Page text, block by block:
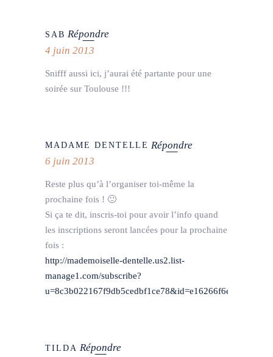
SAB Répondre
4 juin 2013
Snifff aussi ici, j’aurai été partante pour une
soirée sur Toulouse !!!
MADAME DENTELLE Répondre
6 juin 2013
Reste plus qu’à l’organiser toi-même la
prochaine fois ! 🙂
Si ça te dit, inscris-toi pour avoir l’info quand
les inscriptions seront lancées pour la prochaine
fois :
http://mademoiselle-dentelle.us2.list-
manage1.com/subscribe?
u=8c3b022167f9db5cedbf1ce78&id=e16266f6e8
TILDA Répondre